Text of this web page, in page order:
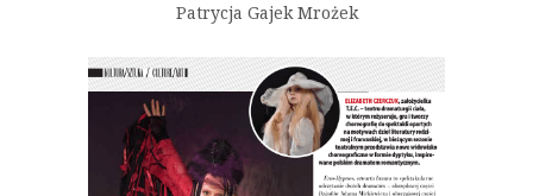
Patrycja Gajek Mrożek